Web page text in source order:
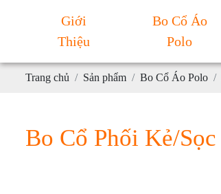
Giới
Thiệu
Bo Cổ Áo
Polo
Trang chủ Sản phẩm Bo Cổ Áo Polo
Bo Cổ Phối Kẻ/Sọc